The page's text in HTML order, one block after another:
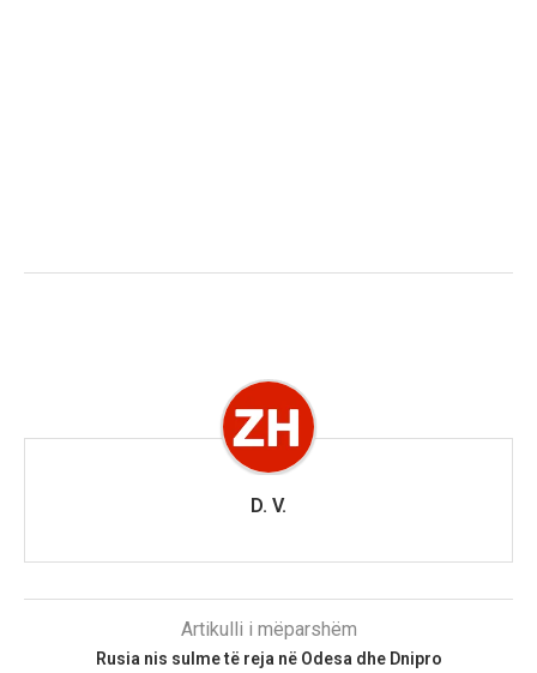
D. V.
Artikulli i mëparshëm
Rusia nis sulme të reja në Odesa dhe Dnipro